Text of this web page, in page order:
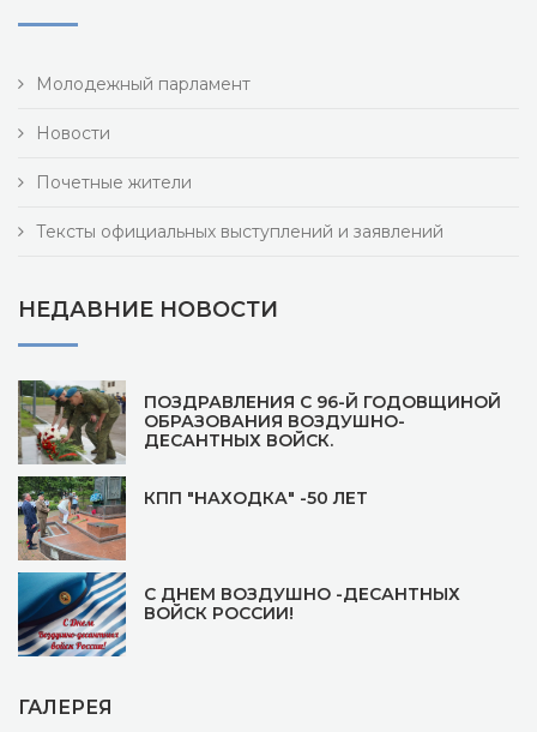
Молодежный парламент
Новости
Почетные жители
Тексты официальных выступлений и заявлений
НЕДАВНИЕ НОВОСТИ
ПОЗДРАВЛЕНИЯ С 96-Й ГОДОВЩИНОЙ
ОБРАЗОВАНИЯ ВОЗДУШНО-
ДЕСАНТНЫХ ВОЙСК.
КПП "НАХОДКА" -50 ЛЕТ
С ДНЕМ ВОЗДУШНО -ДЕСАНТНЫХ
ВОЙСК РОССИИ!
ГАЛЕРЕЯ